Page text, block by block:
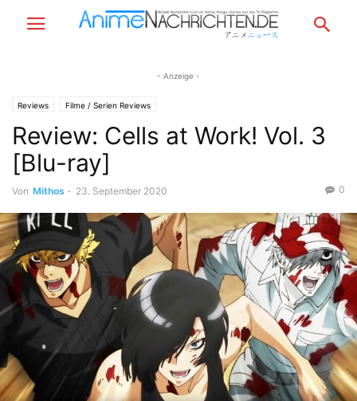
- Anzeige -
Reviews Filme / Serien Reviews
Review: Cells at Work! Vol. 3
[Blu-ray]
Von Mithos - 23. September 2020 0